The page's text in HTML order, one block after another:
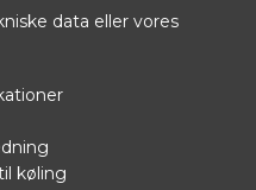
data eller vores
køling